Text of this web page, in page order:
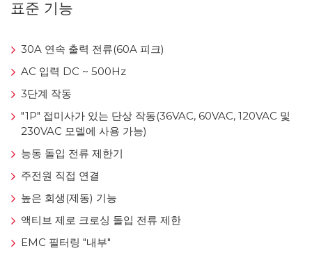
표준 기능
30A 연속 출력 전류(60A 피크)
AC 입력 DC ~ 500Hz
3단계 작동
"1P" 접미사가 있는 단상 작동(36VAC, 60VAC, 120VAC 및
230VAC 모델에 사용 가능)
능동 돌입 전류 제한기
주전원 직접 연결
높은 회생(제동) 기능
액티브 제로 크로싱 돌입 전류 제한
EMC 필터링 "내부"